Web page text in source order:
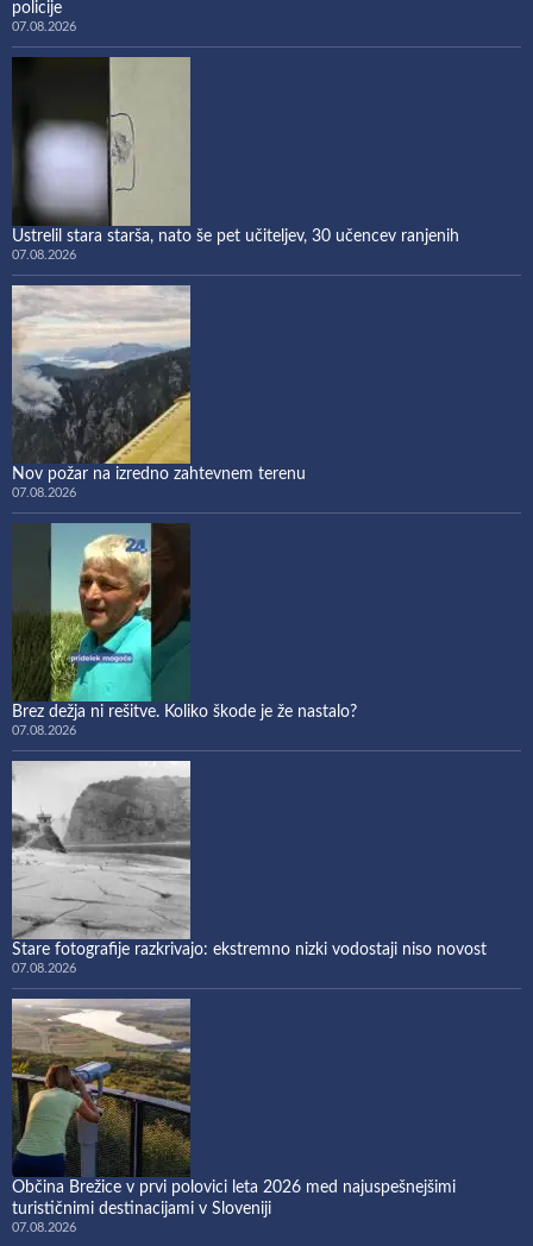
policije
07.08.2026
Ustrelil stara starša, nato še pet učiteljev, 30 učencev ranjenih
07.08.2026
Nov požar na izredno zahtevnem terenu
07.08.2026
Brez dežja ni rešitve. Koliko škode je že nastalo?
07.08.2026
Stare fotografije razkrivajo: ekstremno nizki vodostaji niso novost
07.08.2026
Občina Brežice v prvi polovici leta 2026 med najuspešnejšimi
turističnimi destinacijami v Sloveniji
07.08.2026